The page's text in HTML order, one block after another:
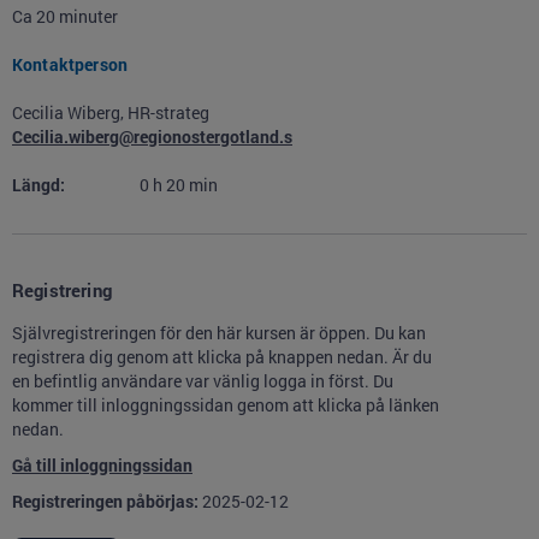
Ca 20 minuter
Kontaktperson
Cecilia Wiberg, HR-strateg
Cecilia.wiberg@regionostergotland.s
Längd: 0 h 20 min
Registrering
Självregistreringen för den här kursen är öppen. Du kan
registrera dig genom att klicka på knappen nedan. Är du
en befintlig användare var vänlig logga in först. Du
kommer till inloggningssidan genom att klicka på länken
nedan.
Gå till inloggningssidan
Registreringen påbörjas: 2025-02-12